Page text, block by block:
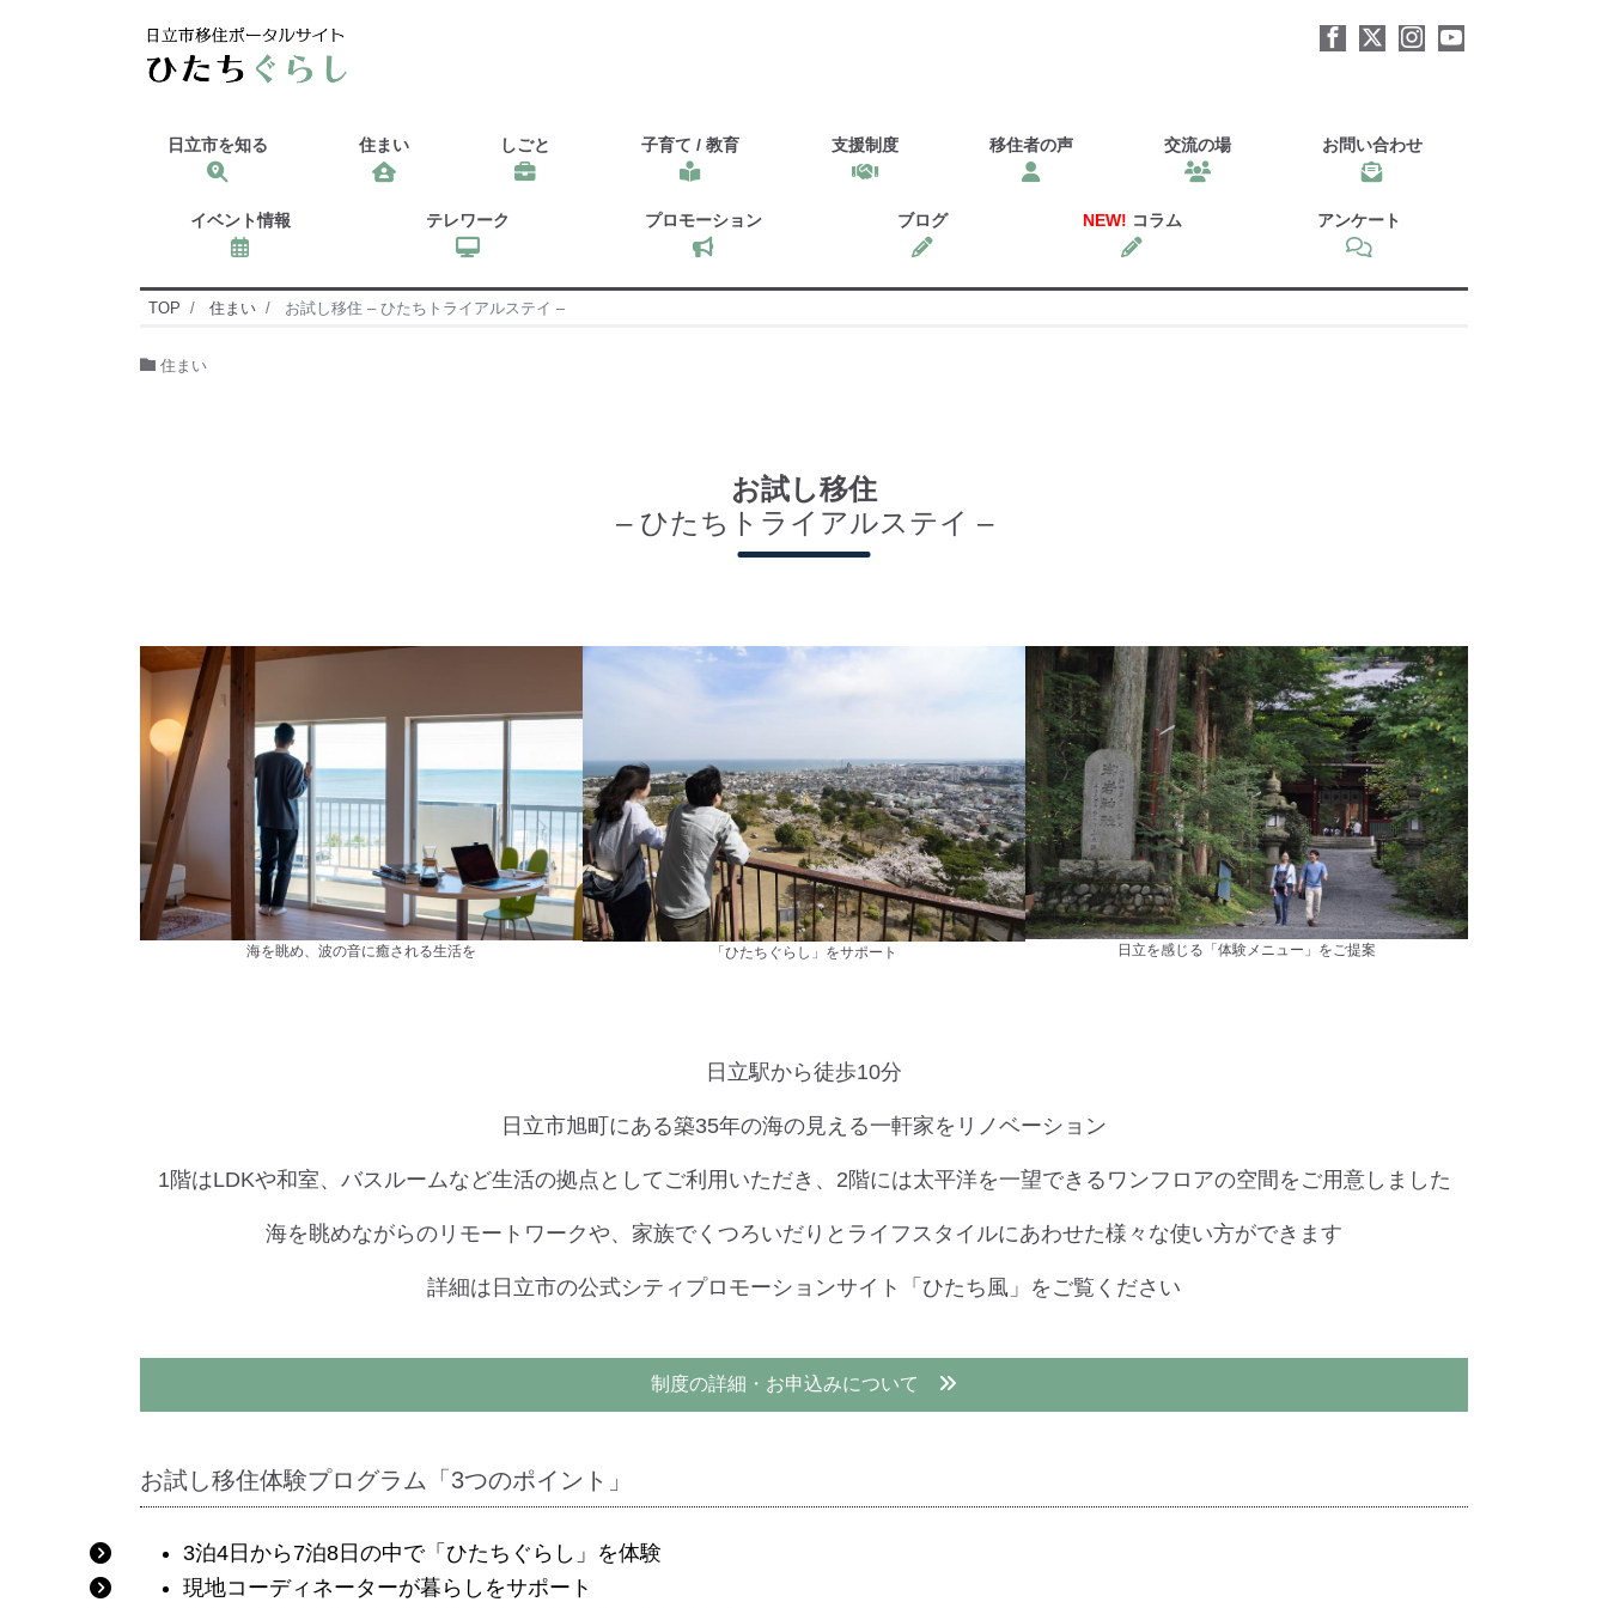
日立市を知る 住まい しごと 子育て / 教育 支援制度 移住者の声 交流の場 お問い合わせ
イベント情報 テレワーク プロモーション ブログ NEW! コラム アンケート
TOP 住まい お試し移住 – ひたちトライアルステイ –
住まい
お試し移住
– ひたちトライアルステイ –
海を眺め、波の音に癒される生活を 「ひたちぐらし」をサポート 日立を感じる「体験メニュー」をご提案
日立駅から徒歩10分
日立市旭町にある築35年の海の見える一軒家をリノベーション
1階はLDKや和室、バスルームなど生活の拠点としてご利用いただき、2階には太平洋を一望できるワンフロアの空間をご用意しました
海を眺めながらのリモートワークや、家族でくつろいだりとライフスタイルにあわせた様々な使い方ができます
詳細は日立市の公式シティプロモーションサイト「ひたち風」をご覧ください
制度の詳細・お申込みについて
お試し移住体験プログラム「3つのポイント」
3泊4日から7泊8日の中で「ひたちぐらし」を体験
現地コーディネーターが暮らしをサポート